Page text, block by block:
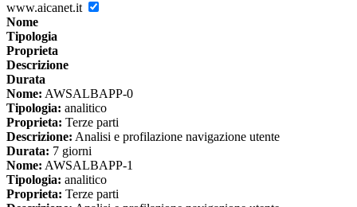
www.aicanet.it
Nome
Tipologia
Proprieta
Descrizione
Durata
Nome: AWSALBAPP-0
Tipologia: analitico
Proprieta: Terze parti
Descrizione: Analisi e profilazione navigazione utente
Durata: 7 giorni
Nome: AWSALBAPP-1
Tipologia: analitico
Proprieta: Terze parti